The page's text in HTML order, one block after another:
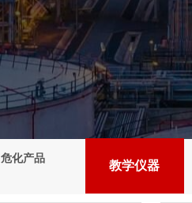
教学仪器
危化产品